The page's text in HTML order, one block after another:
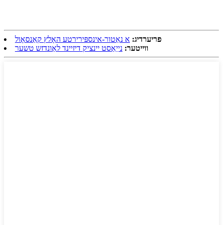
פריערדיג: א נאַטור-אינספּירירטע האָלץ קאַנסאָול
ווייטער: נייַאַסט יינציק דיזיינד לאַונדזש טשער